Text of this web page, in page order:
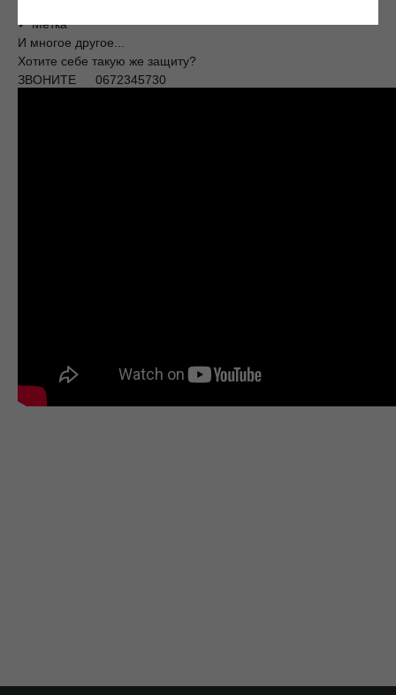
✓ Метка
И многое другое...
Хотите себе такую же защиту?
ЗВОНИТЕ
☎0672345730